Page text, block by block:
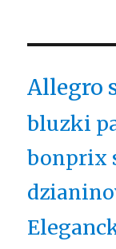
Allegro
bluzki
bonprix